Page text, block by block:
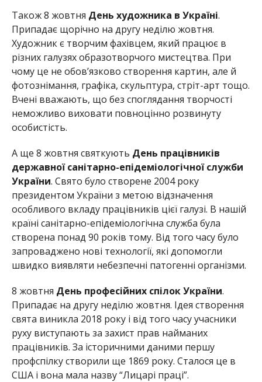
Також 8 жовтня День художника в Україні.
Припадає щорічно на другу неділю жовтня.
Художник є творчим фахівцем, який працює в
різних галузях образотворчого мистецтва. При
чому це не обов’язково створення картин, але й
фотознімання, графіка, скульптура, стріт-арт тощо.
Вчені вважають, що без споглядання творчості
неможливо виховати повноцінно розвинуту
особистість.
А ще 8 жовтня святкують День працівників
державної санітарно-епідеміологічної служби
України. Свято було створене 2004 року
президентом України з метою відзначення
особливого вкладу працівників цієї галузі. В нашій
країні санітарно-епідеміологічна служба була
створена понад 90 років тому. Від того часу було
запроваджено нові технології, які допомогли
швидко виявляти небезпечні патогенні організми.
8 жовтня День професійних спілок України.
Припадає на другу неділю жовтня. Ідея створення
свята виникла 2018 року і від того часу учасники
руху виступають за захист прав найманих
працівників. За історичними даними першу
профспілку створили ще 1869 року. Сталося це в
США і вона мала назву “Лицарі праці”.